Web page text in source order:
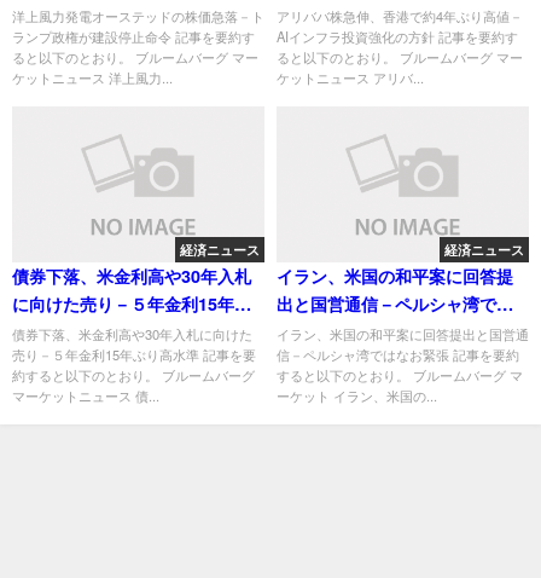
止命令
洋上風力発電オーステッドの株価急落－ト
ランプ政権が建設停止命令 記事を要約す
ると以下のとおり。 ブルームバーグ マー
ケットニュース 洋上風力...
方針
アリババ株急伸、香港で約4年ぶり高値－
AIインフラ投資強化の方針 記事を要約す
ると以下のとおり。 ブルームバーグ マー
ケットニュース アリバ...
経済ニュース
債券下落、米金利高や30年入札
に向けた売り－５年金利15年ぶ
り高水準
債券下落、米金利高や30年入札に向けた
売り－５年金利15年ぶり高水準 記事を要
約すると以下のとおり。 ブルームバーグ
マーケットニュース 債...
経済ニュース
イラン、米国の和平案に回答提
出と国営通信－ペルシャ湾では
なお緊張
イラン、米国の和平案に回答提出と国営通
信－ペルシャ湾ではなお緊張 記事を要約
すると以下のとおり。 ブルームバーグ マ
ーケット イラン、米国の...